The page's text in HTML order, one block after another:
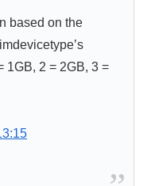
based on the
1GB, 2 = 2GB, 3 =